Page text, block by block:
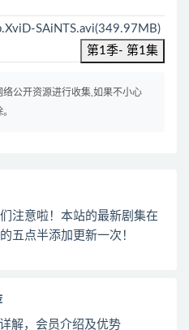
SAiNTS.avi(349.97MB)
第1季- 第1集
公开资源进行收集,如果不小心
注意啦！本站的最新剧集在
五点半添加更新一次！
解，会员介绍及优势